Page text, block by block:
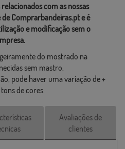
com as nossas
Comprarbandeiras.pt e é
e modificação sem o
do mostrado na
sem mastro.
pode haver uma variação de +
de cores.
Avaliações de
clientes